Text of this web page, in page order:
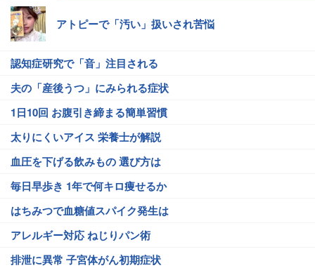
アトピーで「汚い」扱いされ苦悩
認知症研究で「音」注目される
夫の「産後うつ」にみられる症状
1日10回 お腹引き締まる簡単習慣
太りにくいアイス 栄養士が解説
血圧を下げる飲みもの 選び方は
毎日早歩き 1年で何キロ痩せるか
はちみつで血糖値スパイク発生は
アレルギー対応 ねじりパン術
排泄に異常 子宮体がん初期症状